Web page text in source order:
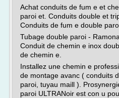
Achat conduits de fum e et
paroi et. Conduits double et
Conduits de fum e double
Tubage double paroi -
Conduit de chemin e inox
de chemin e.
Installez une chemin e
de montage avanc ( conduits
paroi, tuyau maill ).
paroi ULTRANoir est con u